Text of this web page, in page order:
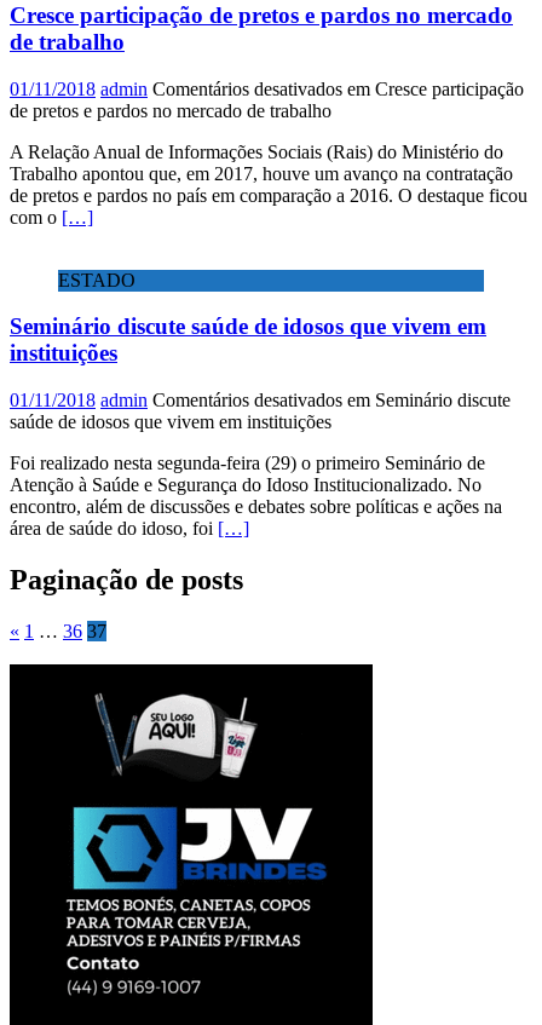
Cresce participação de pretos e pardos no mercado
de trabalho
01/11/2018 admin Comentários desativados em Cresce participação
de pretos e pardos no mercado de trabalho
A Relação Anual de Informações Sociais (Rais) do Ministério do
Trabalho apontou que, em 2017, houve um avanço na contratação
de pretos e pardos no país em comparação a 2016. O destaque ficou
com o […]
ESTADO
Seminário discute saúde de idosos que vivem em
instituições
01/11/2018 admin Comentários desativados em Seminário discute
saúde de idosos que vivem em instituições
Foi realizado nesta segunda-feira (29) o primeiro Seminário de
Atenção à Saúde e Segurança do Idoso Institucionalizado. No
encontro, além de discussões e debates sobre políticas e ações na
área de saúde do idoso, foi […]
Paginação de posts
« 1 … 36 37